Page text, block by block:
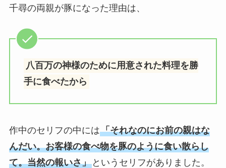
千尋の両親が豚になった理由は、
八百万の神様のために用意された料理を勝
手に食べたから
作中のセリフの中には「それなのにお前の親はな
んだい。お客様の食べ物を豚のように食い散らし
て。当然の報いさ」というセリフがありました。